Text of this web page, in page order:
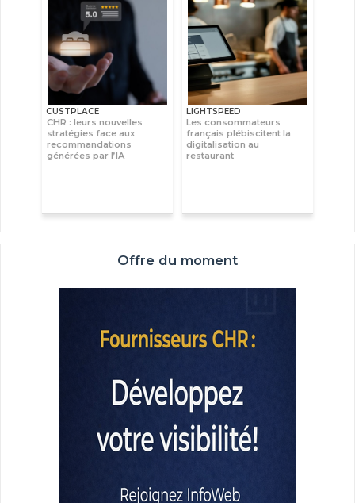
CUSTPLACE
CHR : leurs nouvelles
stratégies face aux
recommandations
générées par l’IA
LIGHTSPEED
Les consommateurs
français plébiscitent la
digitalisation au
restaurant
Offre du moment